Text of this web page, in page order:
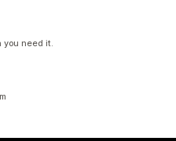
you need it.